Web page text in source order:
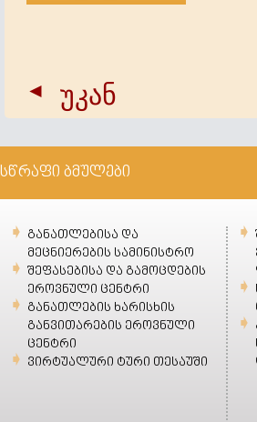
უკან
სწრაფი ბმულები
განათლებისა და
მეცნიერების სამინისტრო
შეფასებისა და გამოცდების
ეროვნული ცენტრი
განათლების ხარისხის
განვითარების ეროვნული
ცენტრი
ვირტუალური ტური თესაუში